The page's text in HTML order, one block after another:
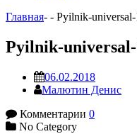
Главная- - Pyilnik-universal-
Pyilnik-universal-
06.02.2018
Малютин Денис
Комментарии 0
No Category